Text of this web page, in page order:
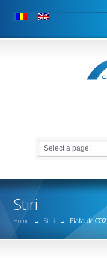
Stiri
Home → Stiri → Piata de